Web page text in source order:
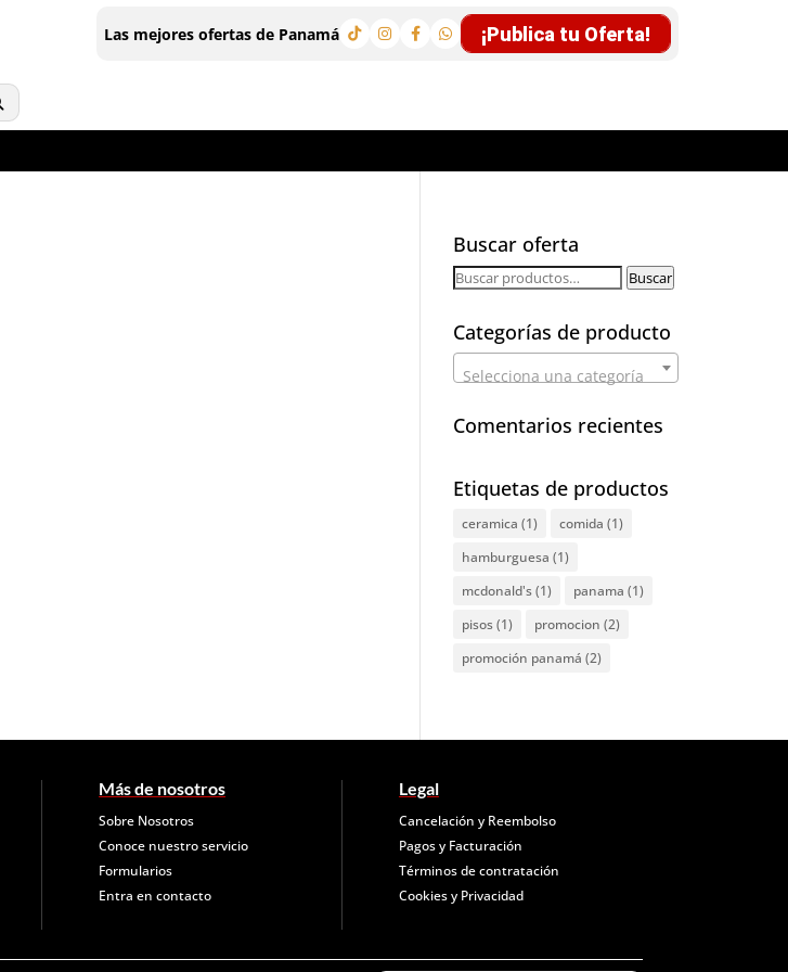
Las mejores ofertas de Panamá ¡Publica tu Oferta!
Buscar oferta
Buscar
Buscar
Categorías de producto
Selecciona una categoría
Comentarios recientes
Etiquetas de productos
ceramica (1) comida (1)
hamburguesa (1)
mcdonald's(1) panama (1)
pisos(1) promocion (2)
promoción panamá (2)
Más de nosotros
Sobre Nosotros
Conoce nuestro servicio
Formularios
Entra en contacto
Legal
Cancelación y Reembolso
Pagos y Facturación
Términos de contratación
Cookies y Privacidad